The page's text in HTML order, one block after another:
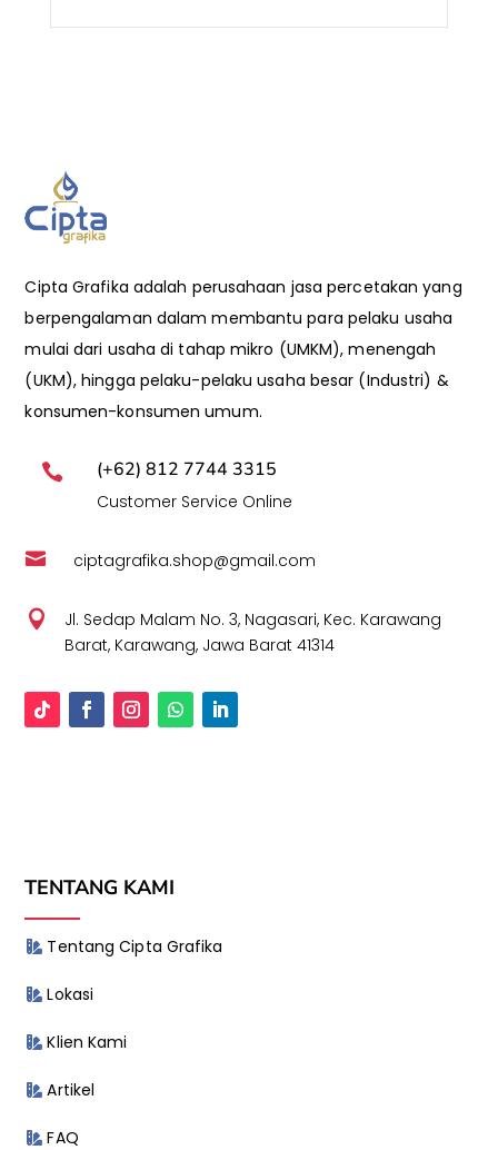
Cipta Grafika adalah perusahaan jasa percetakan yang
berpengalaman dalam membantu para pelaku usaha
mulai dari usaha di tahap mikro (UMKM), menengah
(UKM), hingga pelaku-pelaku usaha besar (Industri) &
konsumen-konsumen umum.
 (+62) 812 7744 3315
Customer Service Online
 ciptagrafika.shop@gmail.com

Jl. Sedap Malam No. 3, Nagasari, Kec. Karawang
Barat, Karawang, Jawa Barat 41314
TENTANG KAMI
Tentang Cipta Grafika
Lokasi
Klien Kami
Artikel
FAQ